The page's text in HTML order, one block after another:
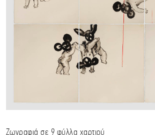
Ζωγραφιά σε 9 φύλλα χαρτιού